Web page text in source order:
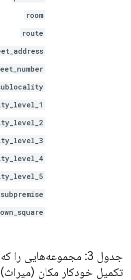
room
route
subpremise
جدول 3: مجموعه‌هایی
تکمیل خودکار مکان